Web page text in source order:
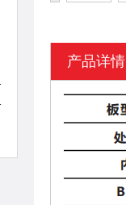
产品详情